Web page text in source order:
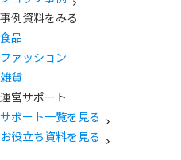
事例資料をみる
食品
ファッション
雑貨
運営サポート
サポート一覧を見る
お役立ち資料を見る